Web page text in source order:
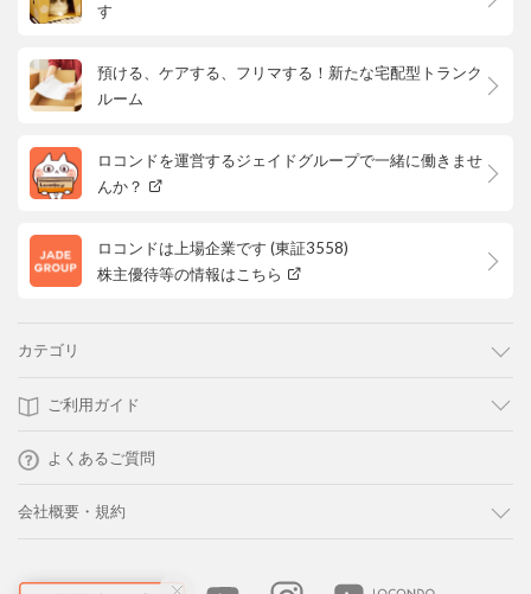
す
預ける、ケアする、フリマする！新たな宅配型トランク
ルーム
ロコンドを運営するジェイドグループで一緒に働きませ
んか？
ロコンドは上場企業です (東証3558)
株主優待等の情報はこちら
カテゴリ
ご利用ガイド
よくあるご質問
会社概要・規約